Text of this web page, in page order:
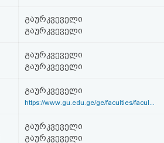
გაურკვეველი
გაურკვეველი
გაურკვეველი
გაურკვეველი
გაურკვეველი
https://www.gu.edu.ge/ge/faculties/facul...
გაურკვეველი
გაურკვეველი